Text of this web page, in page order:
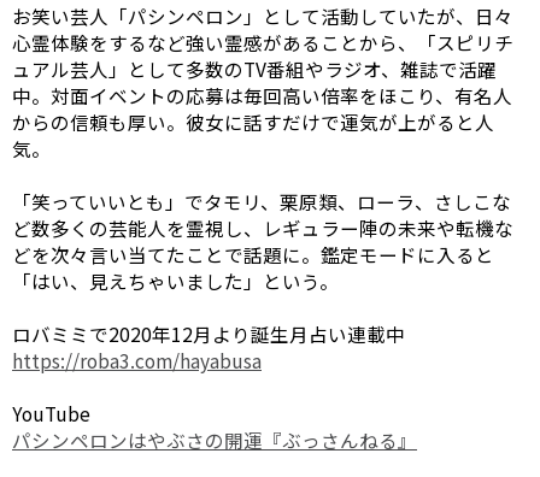
お笑い芸人「パシンペロン」として活動していたが、日々
心霊体験をするなど強い霊感があることから、「スピリチ
ュアル芸人」として多数のTV番組やラジオ、雑誌で活躍
中。対面イベントの応募は毎回高い倍率をほこり、有名人
からの信頼も厚い。彼女に話すだけで運気が上がると人
気。
「笑っていいとも」でタモリ、栗原類、ローラ、さしこな
ど数多くの芸能人を霊視し、レギュラー陣の未来や転機な
どを次々言い当てたことで話題に。鑑定モードに入ると
「はい、見えちゃいました」という。
ロバミミで2020年12月より誕生月占い連載中
https://roba3.com/hayabusa
YouTube
パシンペロンはやぶさの開運『ぶっさんねる』